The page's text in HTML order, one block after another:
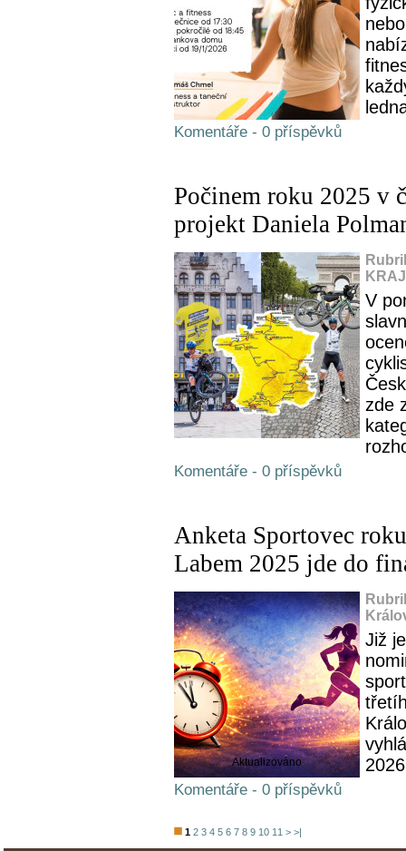
Komentáře - 0 příspěvků
Počinem roku 2025 v
projekt Daniela
V
zde
Komentáře - 0 příspěvků
Anketa Sportovec
Labem 2025 jde do
Aktualizováno
Již
Komentáře - 0 příspěvků
1 2 3 4 5 6 7 8 9 10 11 > >|